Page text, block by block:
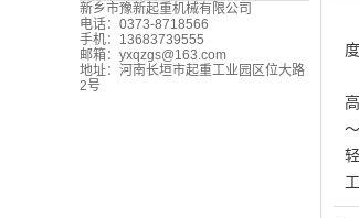
新乡市豫新起重机械有限公司
电话：0373-8718566
手机：13683739555
邮箱： yxqzgs@163.com
地址：河南长垣市起重工业园区位大路
2号